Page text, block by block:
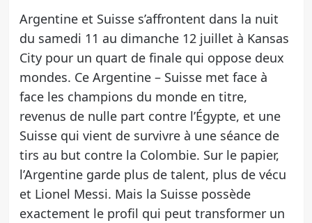
Argentine et Suisse s’affrontent dans la nuit
du samedi 11 au dimanche 12 juillet à Kansas
City pour un quart de finale qui oppose deux
mondes. Ce Argentine – Suisse met face à
face les champions du monde en titre,
revenus de nulle part contre l’Égypte, et une
Suisse qui vient de survivre à une séance de
tirs au but contre la Colombie. Sur le papier,
l’Argentine garde plus de talent, plus de vécu
et Lionel Messi. Mais la Suisse possède
exactement le profil qui peut transformer un